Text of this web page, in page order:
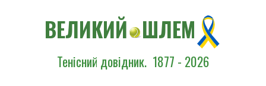
ВЕЛИКИЙ ШЛЕМ
Тенісний довідник. 1877 - 2026